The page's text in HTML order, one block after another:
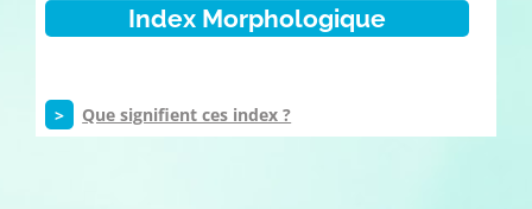
Index Morphologique
> Que signifient ces index ?